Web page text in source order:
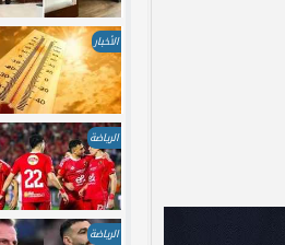
الأخبار
الرياضة
الرياضة